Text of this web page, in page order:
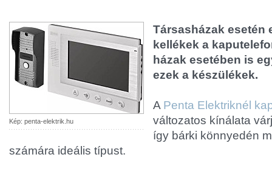
Kép: penta-elektrik.hu
Társasházak esetén
kellékek a
házak esetében is
ezek a készülékek.
A Penta Elektriknél
változatos kínálata
így bárki könnyedén
számára ideális típust.